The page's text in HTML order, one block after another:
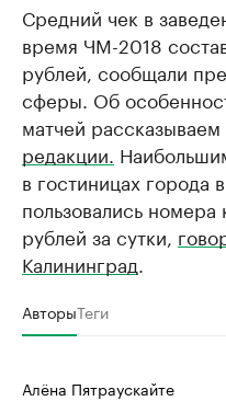
Средний чек в
время ЧМ-2018
рублей, сообщали
сферы. Об
матчей рассказываем
редакции.
в гостиницах города
пользовались
рублей за сутки,
Калининград
АвторыТеги
Алёна Пятраускайте